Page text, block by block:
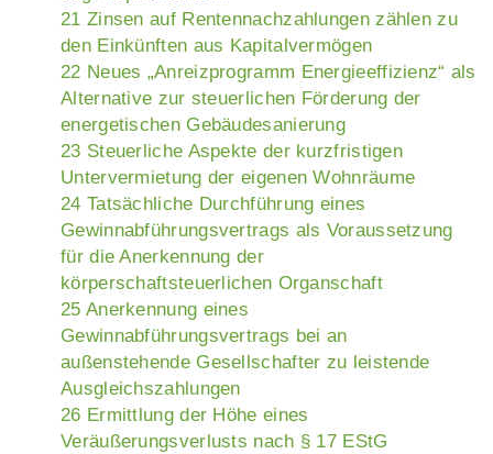
21 Zinsen auf Rentennachzahlungen zählen zu
den Einkünften aus Kapitalvermögen
22 Neues „Anreizprogramm Energieeffizienz“ als
Alternative zur steuerlichen Förderung der
energetischen Gebäudesanierung
23 Steuerliche Aspekte der kurzfristigen
Untervermietung der eigenen Wohnräume
24 Tatsächliche Durchführung eines
Gewinnabführungsvertrags als Voraussetzung
für die Anerkennung der
körperschaftsteuerlichen Organschaft
25 Anerkennung eines
Gewinnabführungsvertrags bei an
außenstehende Gesellschafter zu leistende
Ausgleichszahlungen
26 Ermittlung der Höhe eines
Veräußerungsverlusts nach § 17 EStG